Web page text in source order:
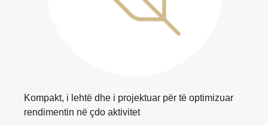
Kompakt, i lehtë dhe i projektuar për të optimizuar
rendimentin në çdo aktivitet